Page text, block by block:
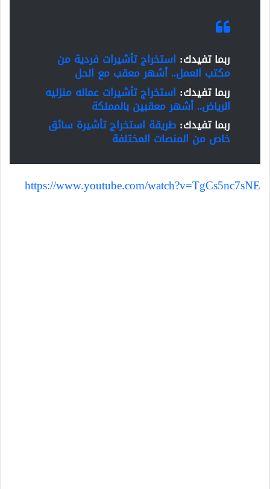
ربما تفيدك: استخراج تأشيرات فردية من
مكتب العمل.. أشهر معقب مع الحل
ربما تفيدك: استخراج تأشيرات عماله منزليه
الرياض.. أشهر معقبين بالمملكة
ربما تفيدك: طريقة استخراج تأشيرة سائق
خاص من المنصات المختلفة
https://www.youtube.com/watch?v=TgCs5nc7sNE